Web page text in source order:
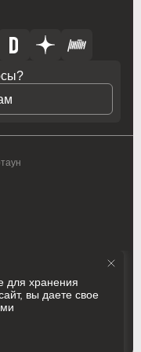
для хранения
вы даете свое